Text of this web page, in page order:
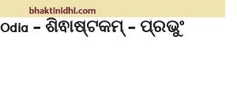
Odia – ଶିଵାଷ୍ଟକମ୍ – ପ୍ରଭୁଂ